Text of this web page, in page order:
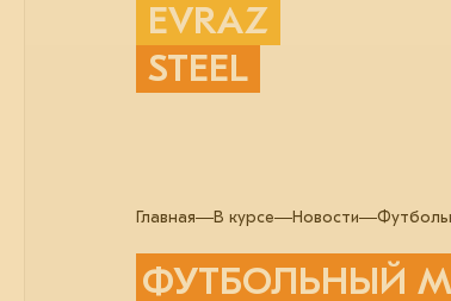
EVRAZ
STEEL
Главная В курсе Новости
ФУТБОЛЬНЫЙ